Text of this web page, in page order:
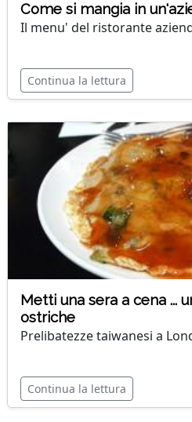
Come si mangia in
Il menu' del ristorante
Continua la lettura
Metti una sera a cena ...
ostriche
Prelibatezze taiwanesi a
Continua la lettura